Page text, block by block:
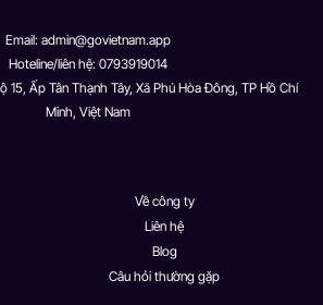
Email: admin@govietnam.app
Hoteline/liên hệ: 0793919014
15, Ấp Tân Thạnh Tây, Xã Phú Hòa Đông, TP Hồ Chí
Minh, Việt Nam
Về công ty
Liên hệ
Blog
Câu hỏi thường gặp